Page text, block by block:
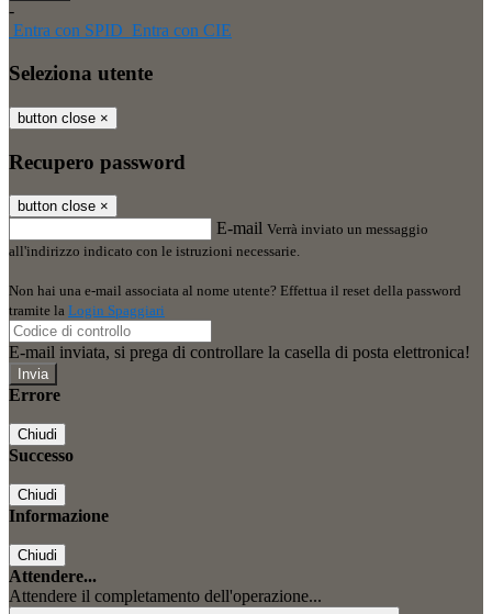
-
Entra con SPID Entra con CIE
Seleziona utente
button close ×
Recupero password
button close ×
E-mail Verrà inviato un messaggio
all'indirizzo indicato con le istruzioni necessarie.
Non hai una e-mail associata al nome utente? Effettua il reset della password
tramite la Login Spaggiari
E-mail inviata, si prega di controllare la casella di posta elettronica!
Errore
Chiudi
Successo
Chiudi
Informazione
Chiudi
Attendere...
Attendere il completamento dell'operazione...